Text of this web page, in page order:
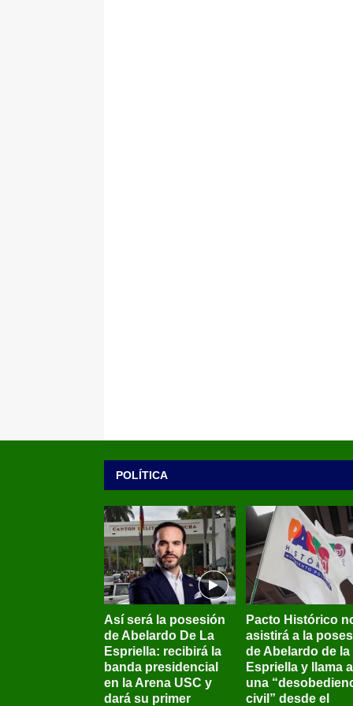
POLÍTICA
Así será la posesión
de Abelardo De La
Espriella: recibirá la
banda presidencial
en la Arena USC y
dará su primer
Pacto Histórico
asistirá a la
de Abelardo de la
Espriella y llama a
una
civil” desde el